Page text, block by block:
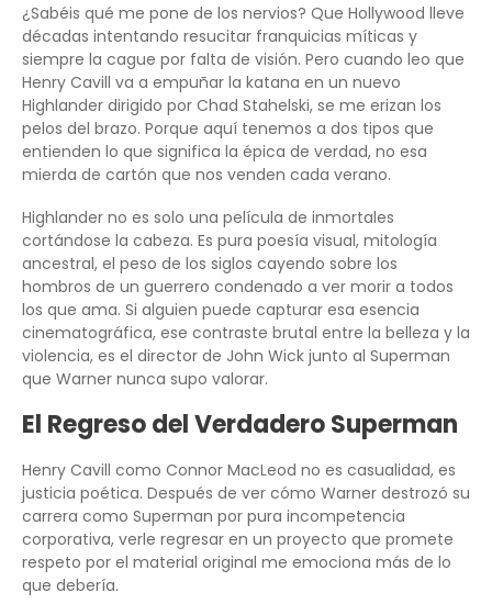
¿Sabéis qué me pone de los nervios? Que Hollywood lleve
décadas intentando resucitar franquicias míticas y
siempre la cague por falta de visión. Pero cuando leo que
Henry Cavill va a empuñar la katana en un nuevo
Highlander dirigido por Chad Stahelski, se me erizan los
pelos del brazo. Porque aquí tenemos a dos tipos que
entienden lo que significa la épica de verdad, no esa
mierda de cartón que nos venden cada verano.
Highlander no es solo una película de inmortales
cortándose la cabeza. Es pura poesía visual, mitología
ancestral, el peso de los siglos cayendo sobre los
hombros de un guerrero condenado a ver morir a todos
los que ama. Si alguien puede capturar esa esencia
cinematográfica, ese contraste brutal entre la belleza y la
violencia, es el director de John Wick junto al Superman
que Warner nunca supo valorar.
El Regreso del Verdadero Superman
Henry Cavill como Connor MacLeod no es casualidad, es
justicia poética. Después de ver cómo Warner destrozó su
carrera como Superman por pura incompetencia
corporativa, verle regresar en un proyecto que promete
respeto por el material original me emociona más de lo
que debería.